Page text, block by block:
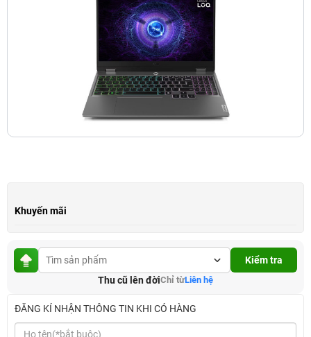
Khuyến mãi
Kiểm tra
Thu cũ lên đờiChỉ từLiên hệ
ĐĂNG KÍ NHẬN THÔNG TIN KHI CÓ HÀNG